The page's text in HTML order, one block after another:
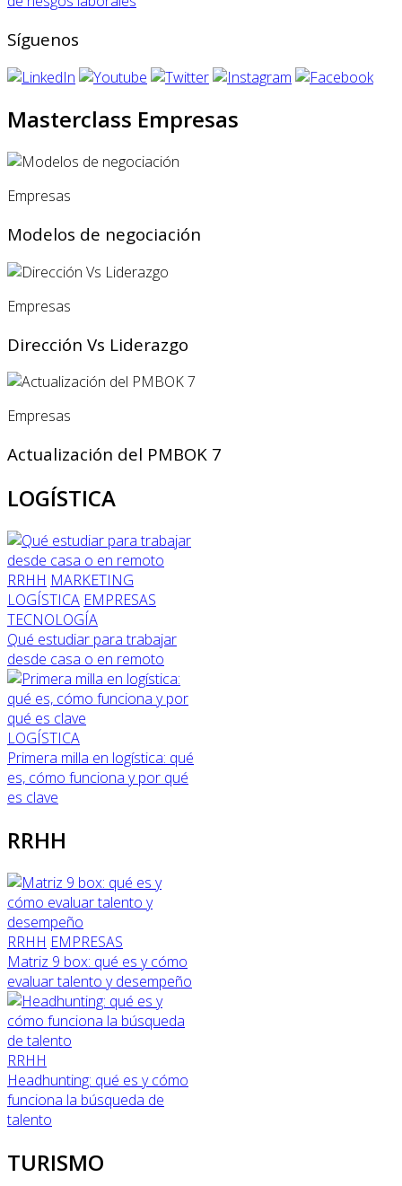
Síguenos
Masterclass Empresas
Empresas
Modelos de negociación
Empresas
Dirección Vs Liderazgo
Empresas
Actualización del PMBOK 7
LOGÍSTICA
RRHH MARKETING
LOGÍSTICA EMPRESAS
TECNOLOGÍA
Qué estudiar para trabajar
desde casa o en remoto
LOGÍSTICA
Primera milla en logística: qué
es, cómo funciona y por qué
es clave
RRHH
RRHH EMPRESAS
Matriz 9 box: qué es y cómo
evaluar talento y desempeño
RRHH
Headhunting: qué es y cómo
funciona la búsqueda de
talento
TURISMO